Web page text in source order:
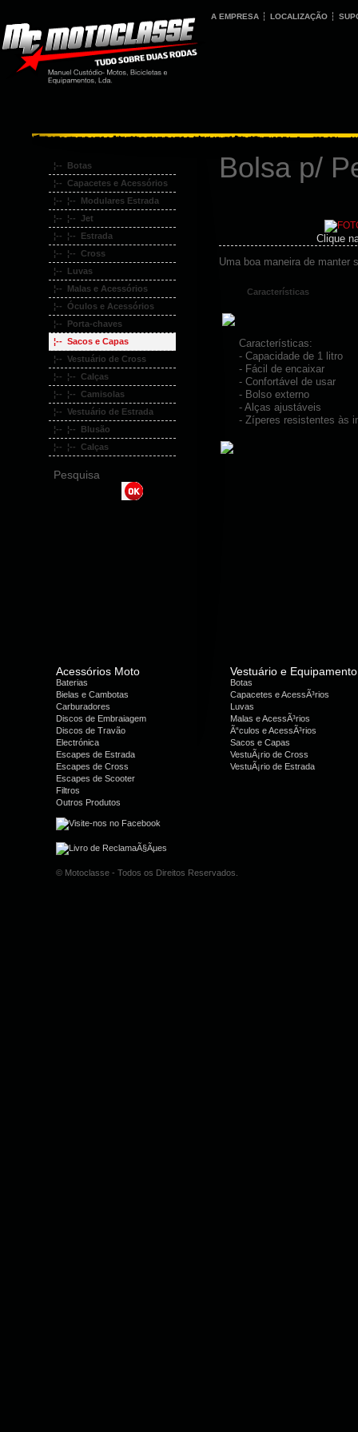
A EMPRESA LOCALIZAÇÃO
¦-- Botas
¦-- Capacetes e Acessórios
¦-- ¦-- Modulares Estrada
¦-- ¦-- Jet
¦-- ¦-- Estrada
¦-- ¦-- Cross
¦-- Luvas
¦-- Malas e Acessórios
¦-- Óculos e Acessórios
¦-- Porta-chaves
¦-- Sacos e Capas
¦-- Vestuário de Cross
¦-- ¦-- Calças
¦-- ¦-- Camisolas
¦-- Vestuário de Estrada
¦-- ¦-- Blusão
¦-- ¦-- Calças
Pesquisa
Bolsa p/
Clique
Uma boa maneira de manter
Características
Características:
- Capacidade de 1 litro
- Fácil de encaixar
- Confortável de usar
- Bolso externo
- Alças ajustáveis
- Zíperes resistentes às
Acessórios Moto
Baterias
Bielas e Cambotas
Carburadores
Discos de Embraiagem
Discos de Travão
Electrónica
Escapes de Estrada
Escapes de Cross
Escapes de Scooter
Filtros
Outros Produtos
Vestuário e Equipamento
Botas
Capacetes e AcessÃ³rios
Luvas
Malas e AcessÃ³rios
Ã“culos e AcessÃ³rios
Sacos e Capas
VestuÃ¡rio de Cross
VestuÃ¡rio de Estrada
© Motoclasse - Todos os Direitos Reservados.